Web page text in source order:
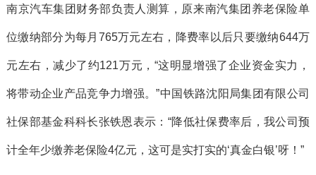
南京汽车集团财务部负责人测算，原来南汽集团养老保险单
位缴纳部分为每月765万元左右，降费率以后只要缴纳644万
元左右，减少了约121万元，“这明显增强了企业资金实力，
将带动企业产品竞争力增强。”中国铁路沈阳局集团有限公司
社保部基金科科长张铁恩表示：“降低社保费率后，我公司预
计全年少缴养老保险4亿元，这可是实打实的‘真金白银’呀！”